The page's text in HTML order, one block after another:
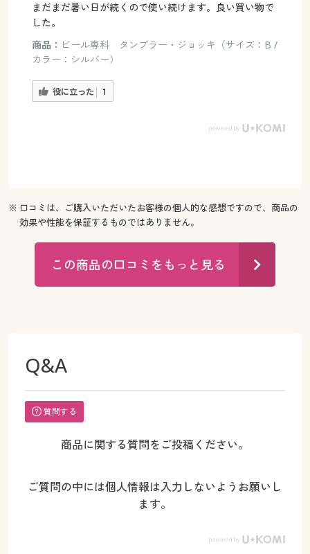
まだまだ暑い日が続くので使い続けます。良い買い物で
した。
商品： ビール専科 タンブラー・ジョッキ（サイズ：B /
カラー：シルバー）
役に立った 1
※ 口コミは、ご購入いただいたお客様の個人的な感想ですので、商品の
効果や性能を保証するものではありません。
この商品の口コミをもっと見る
Q&A
質問する
商品に関する質問をご投稿ください。
ご質問の中には個人情報は入力しないようお願いし
ます。